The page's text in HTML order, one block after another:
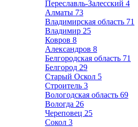
Переславль-Залесский 4
Алматы 73
Владимирская область 71
Владимир 25
Ковров 8
Александров 8
Белгородская область 71
Белгород 29
Старый Оскол 5
Строитель 3
Вологодская область 69
Вологда 26
Череповец 25
Сокол 3